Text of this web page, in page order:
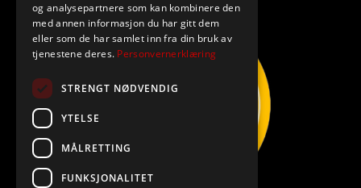
og analysepartnere som kan kombinere den
med annen informasjon du har gitt dem
eller som de har samlet inn fra din bruk av
tjenestene deres. Personvernerklæring
STRENGT NØDVENDIG
YTELSE
MÅLRETTING
FUNKSJONALITET